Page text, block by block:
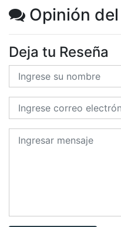
Opinión
Deja tu Reseña